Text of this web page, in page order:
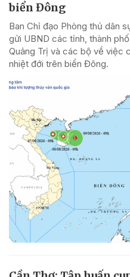
biển Đông
Ban Chỉ đạo Phòng thủ dân
gửi UBND các tỉnh, thành
Quảng Trị và các bộ về việc
nhiệt đới trên biển Đông.